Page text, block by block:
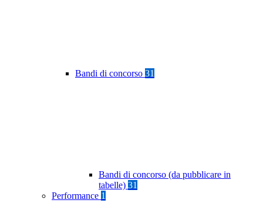
Bandi di concorso 31
Bandi di concorso (da pubblicare in
tabelle) 31
Performance 1